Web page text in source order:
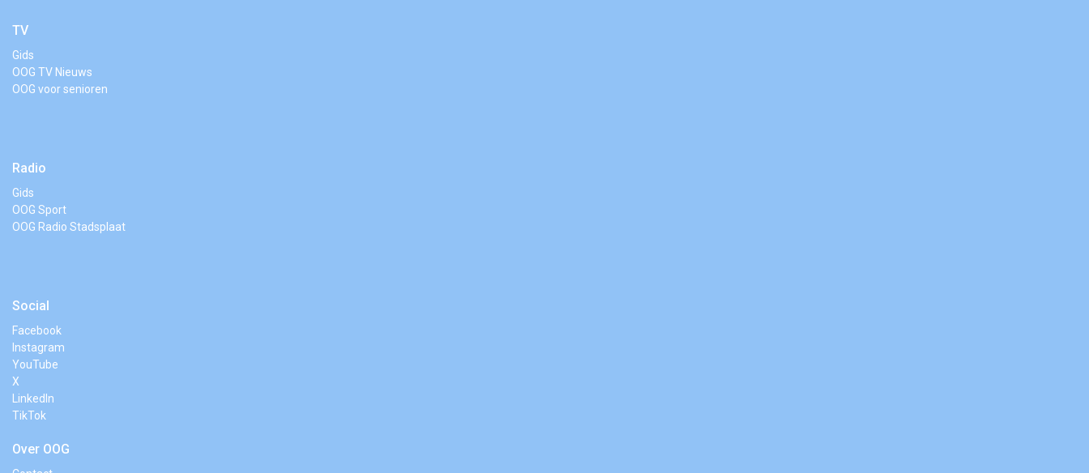
TV
Gids
OOG TV Nieuws
OOG voor senioren
Radio
Gids
OOG Sport
OOG Radio Stadsplaat
Social
Facebook
Instagram
YouTube
X
LinkedIn
TikTok
Over OOG